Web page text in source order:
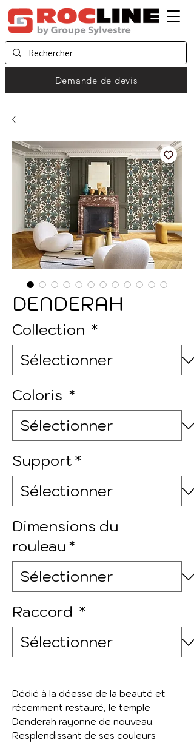
Demande de devis
DENDERAH
Collection *
Coloris *
Support*
Dimensions du
rouleau*
Raccord *
Dédié à la déesse de la beauté et
récemment restauré, le temple
Denderah rayonne de nouveau.
Resplendissant de ses couleurs